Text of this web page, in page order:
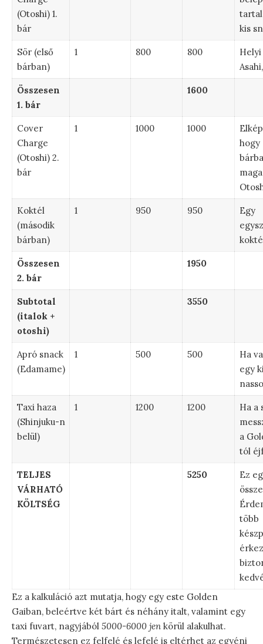
(Otoshi) 1.
bár
kis
Sör (első
bárban)
1 800 800
Helyi
Összesen
1. bár
1600
Cover
Charge
(Otoshi) 2.
bár
1 1000 1000
hogy
Koktél
(második
bárban)
1 950 950
Egy
Összesen
2. bár
1950
Subtotal
(italok +
otoshi)
3550
Apró snack
(Edamame)
1 500 500
Ha
egy
Taxi haza
(Shinjuku-n
belül)
1 1200 1200
Ha a
a
tól
TELJES
VÁRHATÓ
KÖLTSÉG
5250
Ez
több
Ez a kalkuláció azt mutatja, hogy egy este Golden
Gaiban, beleértve két bárt és néhány italt, valamint egy
taxi fuvart, nagyjából 5000-6000 jen körül alakulhat.
Természetesen ez felfelé és lefelé is eltérhet az egyéni